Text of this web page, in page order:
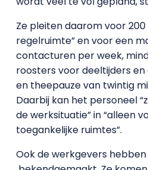
Ze pleiten daarom voor 200
regelruimte” en voor een
contacturen per week,
roosters voor deeltijders
en theepauze van twintig
Daarbij kan het personeel
de werksituatie” in “alleen
toegankelijke ruimtes”.
Ook de werkgevers hebben